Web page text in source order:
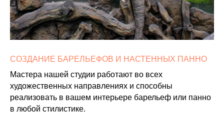
СОЗДАНИЕ БАРЕЛЬЕФОВ И НАСТЕННЫХ ПАННО
Мастера нашей студии работают во всех
художественных направлениях и способны
реализовать в вашем интерьере барельеф или панно
в любой стилистике.